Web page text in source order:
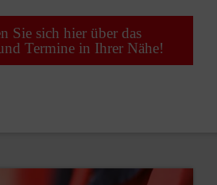
Sie sich hier über das
Termine in Ihrer Nähe!